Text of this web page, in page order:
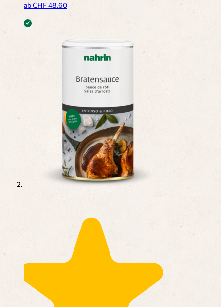
ab CHF48.60